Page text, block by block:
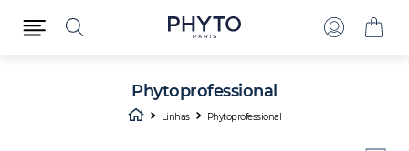
Phytoprofessional
Linhas Phytoprofessional